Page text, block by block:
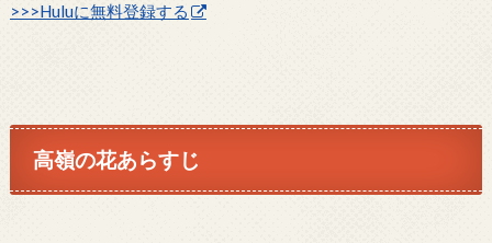
>>>Huluに無料登録する
高嶺の花あらすじ